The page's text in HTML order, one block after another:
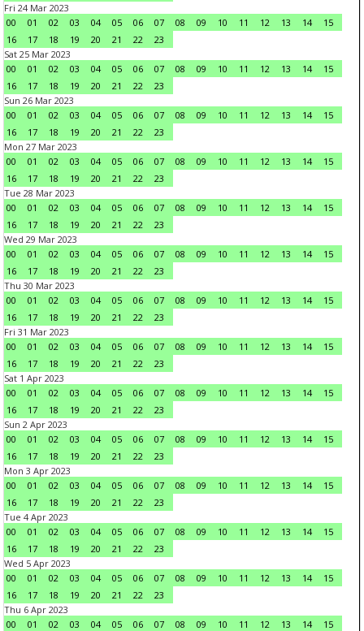
Fri 24 Mar 2023
00
01 02 03 04 05 06 07 08 09 10 11 12 13 14
15
16
17 18 19 20 21 22
23
Sat 25 Mar 2023
00
01 02 03 04 05 06 07 08 09 10 11 12 13 14
15
16
17 18 19 20 21 22
23
Sun 26 Mar 2023
00
01 02 03 04 05 06 07 08 09 10 11 12 13 14
15
16
17 18 19 20 21 22
23
Mon 27 Mar 2023
00
01 02 03 04 05 06 07 08 09 10 11 12 13 14
15
16
17 18 19 20 21 22
23
Tue 28 Mar 2023
00
01 02 03 04 05 06 07 08 09 10 11 12 13 14
15
16
17 18 19 20 21 22
23
Wed 29 Mar 2023
00
01 02 03 04 05 06 07 08 09 10 11 12 13 14
15
16
17 18 19 20 21 22
23
Thu 30 Mar 2023
00
01 02 03 04 05 06 07 08 09 10 11 12 13 14
15
16
17 18 19 20 21 22
23
Fri 31 Mar 2023
00
01 02 03 04 05 06 07 08 09 10 11 12 13 14
15
16
17 18 19 20 21 22
23
Sat 1 Apr 2023
00
01 02 03 04 05 06 07 08 09 10 11 12 13 14
15
16
17 18 19 20 21 22
23
Sun 2 Apr 2023
00
01 02 03 04 05 06 07 08 09 10 11 12 13 14
15
16
17 18 19 20 21 22
23
Mon 3 Apr 2023
00
01 02 03 04 05 06 07 08 09 10 11 12 13 14
15
16
17 18 19 20 21 22
23
Tue 4 Apr 2023
00
01 02 03 04 05 06 07 08 09 10 11 12 13 14
15
16
17 18 19 20 21 22
23
Wed 5 Apr 2023
00
01 02 03 04 05 06 07 08 09 10 11 12 13 14
15
16
17 18 19 20 21 22
23
Thu 6 Apr 2023
00
01 02 03 04 05 06 07 08 09 10 11 12 13 14
15